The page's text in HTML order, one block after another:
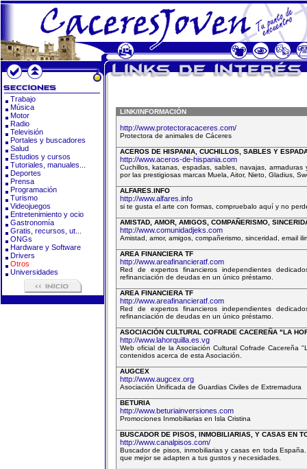
Trabajo
Música
Motor
Radio
Televisión
Portales y buscadores
Salud
Estudios y cursos
Tutoriales, manuales...
Deportes
Prensa
Programación
Turismo
Videojuegos
Entretenimiento y ocio
Gastronomía
Gratis, recursos, ut...
ONGs
Hardware y Software
Drivers
Otros
Universidades
LINK/INFORMACIÓN
http://www.protectoracaceres.com/
Protectora de animales de Cáceres
ACEROS DE HISPANIA, CUCHILLOS, SABLES Y
http://www.aceros-de-hispania.com
Cuchillos, katanas, espadas, sables, navajas,
por las prestigiosas marcas Muela, Aitor, Nieto, Gladius,
ALFARES.INFO
http://www.alfares.info
si te gusta el arte con formas, compruebalo aquí y no
AMISTAD, AMOR, AMIGOS, COMPAÑERISMO,
http://www.comunidadjeks.com
Amistad, amor, amigos, compañerismo, sinceridad, email
AREA FINANCIERA TF
http://www.areafinancieratf.com
Red de expertos financieros independientes
refinanciación de deudas en un único préstamo.
AREA FINANCIERA TF
http://www.areafinancieratf.com
Red de expertos financieros independientes
refinanciación de deudas en un único préstamo.
ASOCIACIÓN CULTURAL COFRADE CACEREÑA "LA
http://www.lahorquilla.es.vg
Web oficial de la Asociación Cultural Cofrade
contenidos acerca de esta Asociación.
AUGCEX
http://www.augcex.org
Asociación Unificada de Guardias Civiles de Extremadura
BETURIA
http://www.beturiainversiones.com
Promociones Inmobiliarias en Isla Cristina
BUSCADOR DE PISOS, INMOBILIARIAS, Y CASAS EN
http://www.canalpisos.com/
Buscador de pisos, inmobiliarias y casas en toda
que mejor se adapten a tus gustos y necesidades.